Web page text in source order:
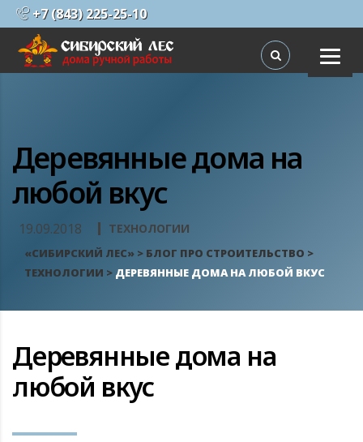
ДОМОВ ИЗ БРЕВНА
ПРОЕКТЫ ДОМОВ ИЗ
+7 (843) 225-25-10
Деревянные дома на
любой вкус
19.09.2018 ТЕХНОЛОГИИ
«СИБИРСКИЙ ЛЕС» > БЛОГ ПРО СТРОИТЕЛЬСТВО >
ТЕХНОЛОГИИ > ДЕРЕВЯННЫЕ ДОМА НА ЛЮБОЙ ВКУС
Деревянные дома на
любой вкус